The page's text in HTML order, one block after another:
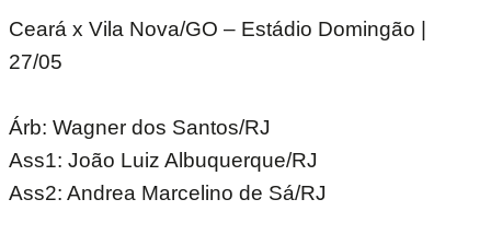
Ceará x Vila Nova/GO – Estádio Domingão |
27/05
Árb: Wagner dos Santos/RJ
Ass1: João Luiz Albuquerque/RJ
Ass2: Andrea Marcelino de Sá/RJ